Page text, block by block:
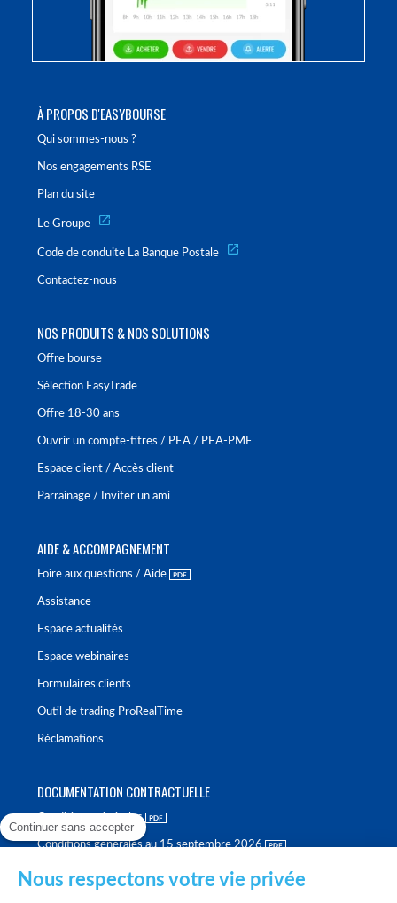
À PROPOS D'EASYBOURSE
Qui sommes-nous ?
Nos engagements RSE
Plan du site
Le Groupe
Code de conduite La Banque Postale
Contactez-nous
NOS PRODUITS & NOS SOLUTIONS
Offre bourse
Sélection EasyTrade
Offre 18-30 ans
Ouvrir un compte-titres / PEA / PEA-PME
Espace client / Accès client
Parrainage / Inviter un ami
AIDE & ACCOMPAGNEMENT
Foire aux questions / Aide
Assistance
Espace actualités
Espace webinaires
Formulaires clients
Outil de trading ProRealTime
Réclamations
DOCUMENTATION CONTRACTUELLE
Conditions générales
Conditions générales au 15 septembre 2026
Continuer sans accepter
Nous respectons votre vie privée